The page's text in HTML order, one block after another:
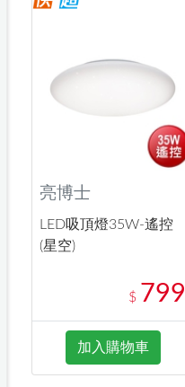
亮博士
LED吸頂燈35W-遙控
(星空)
$ 799
加入購物車